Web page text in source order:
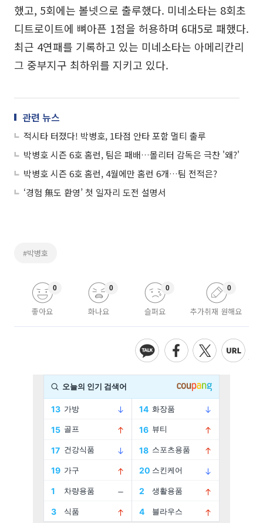
했고, 5회에는 볼넷으로 출루했다. 미네소타는 8회초
디트로이트에 뼈아픈 1점을 허용하며 6대5로 패했다.
최근 4연패를 기록하고 있는 미네소타는 아메리칸리
그 중부지구 최하위를 지키고 있다.
관련 뉴스
적시타 터졌다! 박병호, 1타점 안타 포함 멀티 출루
박병호 시즌 6호 홈런, 팀은 패배…몰리터 감독은 극찬 '왜?'
박병호 시즌 6호 홈런, 4월에만 홈런 6개…팀 전적은?
‘경험 無도 환영’ 첫 일자리 도전 설명서
#박병호
좋아요
0
화나요
0
슬퍼요
0
추가취재 원해요
0